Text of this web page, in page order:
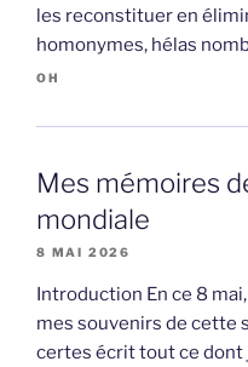
les reconstituer en
homonymes, hélas
OH
Mes mémoires
mondiale
8 MAI 2026
Introduction En ce 8
mes souvenirs de cette
certes écrit tout ce dont